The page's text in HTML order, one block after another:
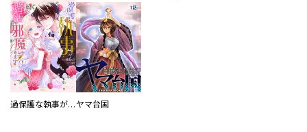
過保護な執事が私の婚活を邪魔してきます！ ヤマ台国